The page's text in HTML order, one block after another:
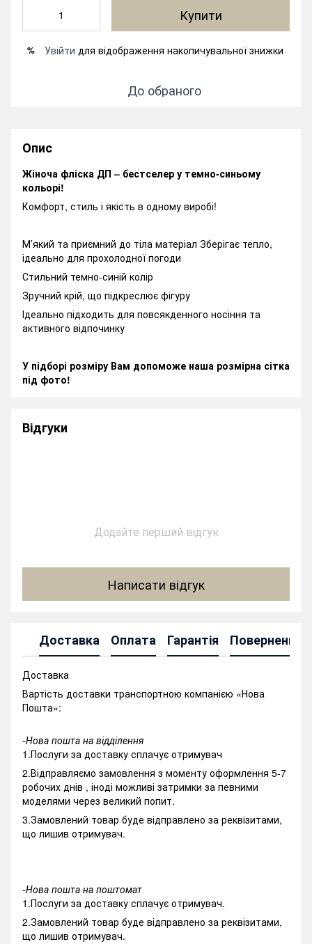
Купити
% Увійти для відображення накопичувальної знижки
До обраного
Опис
Жіноча фліска ДП – бестселер у темно-синьому
кольорі!
Комфорт, стиль і якість в одному виробі!
М’який та приємний до тіла матеріал Зберігає тепло,
ідеально для прохолодної погоди
Стильний темно-синій колір
Зручний крій, що підкреслює фігуру
Ідеально підходить для повсякденного носіння та
активного відпочинку
У підборі розміру Вам допоможе наша розмірна сітка
під фото!
Відгуки
Додайте перший відгук
Написати відгук
Доставка Оплата Гарантія Повернення
Доставка
Вартість доставки транспортною компанією «Нова
Пошта»:
-Нова пошта на відділення
1.Послуги за доставку сплачує отримувач
2.Відправляємо замовлення з моменту оформлення 5-7
робочих днів , іноді можливі затримки за певними
моделями через великий попит.
3.Замовлений товар буде відправлено за реквізитами,
що лишив отримувач.
-Нова пошта на поштомат
1.Послуги за доставку сплачує отримувач.
2.Замовлений товар буде відправлено за реквізитами,
що лишив отримувач.